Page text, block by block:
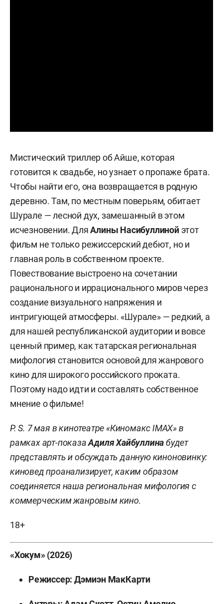
Мистический триллер об Айше, которая
готовится к свадьбе, но узнает о пропаже брата.
Чтобы найти его, она возвращается в родную
деревню. Там, по местным поверьям, обитает
Шурале — лесной дух, замешанный в этом
исчезновении. ДляАлины Насибуллинойэтот
фильм не только режиссерский дебют, но и
главная роль в собственном проекте.
Повествование выстроено на сочетании
рационального и иррационального миров через
создание визуального напряжения и
интригующей атмосферы. «Шурале» — редкий, а
для нашей республиканской аудитории и вовсе
ценный пример, как татарская региональная
мифология становится основой для жанрового
кино для широкого российского проката.
Поэтому надо идти и составлять собственное
мнение о фильме!
P. S. 7 мая в кинотеатре «Киномакс IMAX» в
рамках арт-показаАдиля Хайбуллинабудет
представлять и обсуждать данную киноновинку:
киновед проанализирует, каким образом
соединяется наша региональная мифология с
коммерческим жанровым кино.
18+
«Хокум» (2026)
Режиссер: Дэмиэн МакКарти